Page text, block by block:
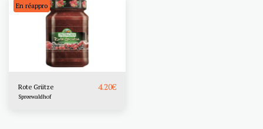
En réappro
Rote Grütze 4.20€
Spreewaldhof